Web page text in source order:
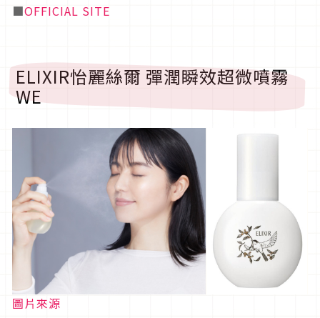
■OFFICIAL SITE
ELIXIR怡麗絲爾 彈潤瞬效超微噴霧
WE
圖片來源